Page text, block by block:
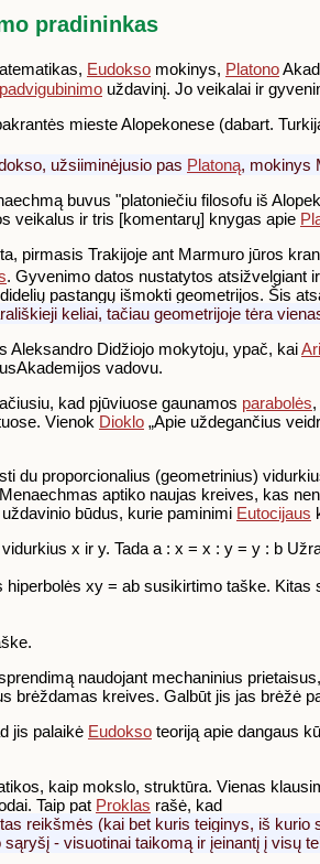
pradininkas
Eudokso mokinys, Platono
uždavinį. Jo veikalai ir
mieste Alopekonese (dabart.
užsiiminėjusio pas Platoną, mokinys
buvus "platoniečiu filosofu iš
veikalus ir tris [komentarų] knygas apie
pirmasis Trakijoje ant Marmuro jūros
. Gyvenimo datos nustatytos atsižvelgiant
pastangų išmokti geometrijos. Šis
keliai, tačiau geometrijoje tėra
Aleksandro Didžiojo mokytoju, ypač, kai
vadovu.
kad pjūviuose gaunamos parabolės
Vienok Dioklo „Apie uždegančius
du proporcionalius (geometrinius)
aptiko naujas kreives, kas
būdus, kurie paminimi Eutocijaus
x ir y. Tada a : x = x : y = y : b
xy = ab susikirtimo taške. Kitas
naudojant mechaninius
brėždamas kreives. Galbūt jis jas brėžė
jis palaikė Eudokso teoriją apie dangaus
kaip mokslo, struktūra. Vienas
Taip pat Proklas rašė, kad
reikšmės (kai bet kuris teiginys, iš
- visuotinai taikomą ir įeinantį į visų